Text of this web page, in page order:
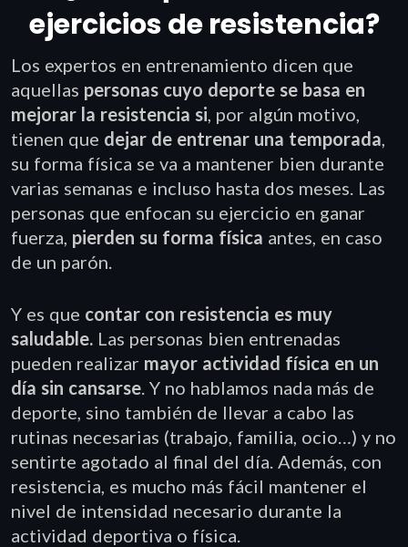
ejercicios de resistencia?
Los expertos en entrenamiento dicen que
aquellas personas cuyo deporte se basa en
mejorar la resistencia si, por algún motivo,
tienen que dejar de entrenar una temporada,
su forma física se va a mantener bien durante
varias semanas e incluso hasta dos meses. Las
personas que enfocan su ejercicio en ganar
fuerza, pierden su forma física antes, en caso
de un parón.
Y es que contar con resistencia es muy
saludable. Las personas bien entrenadas
pueden realizar mayor actividad física en un
día sin cansarse. Y no hablamos nada más de
deporte, sino también de llevar a cabo las
rutinas necesarias (trabajo, familia, ocio…) y no
sentirte agotado al final del día. Además, con
resistencia, es mucho más fácil mantener el
nivel de intensidad necesario durante la
actividad deportiva o física.